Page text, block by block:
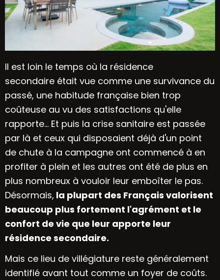
Il est loin le temps où la résidence
secondaire était vue comme une survivance du
passé, une habitude française bien trop
coûteuse au vu des satisfactions qu'elle
rapporte... Et puis la crise sanitaire est passée
par là et ceux qui disposaient déjà d'un point
de chute à la campagne ont commencé à en
profiter à plein et les autres ont été de plus en
plus nombreux à vouloir leur emboîter le pas.
Désormais, la plupart des Français valorisent
beaucoup plus fortement l'agrément et le
confort de vie que leur apporte leur
résidence secondaire.
Mais ce lieu de villégiature reste généralement
identifié avant tout comme un foyer de coûts.